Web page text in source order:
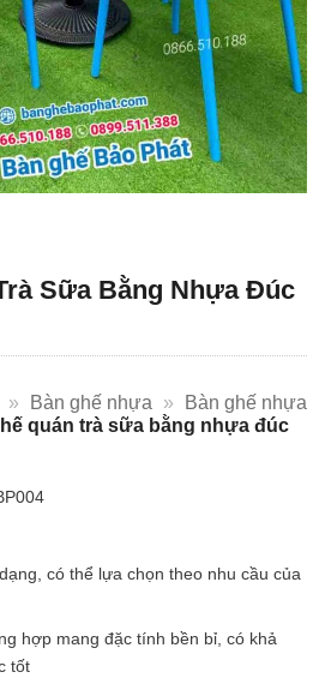
Sữa Bằng Nhựa Đúc
» Bàn ghế nhựa »
Bàn ghế nhựa
quán trà sữa bằng nhựa đúc
có thể lựa chọn theo nhu cầu của
hợp mang đặc tính bền bỉ, có khả
tốt